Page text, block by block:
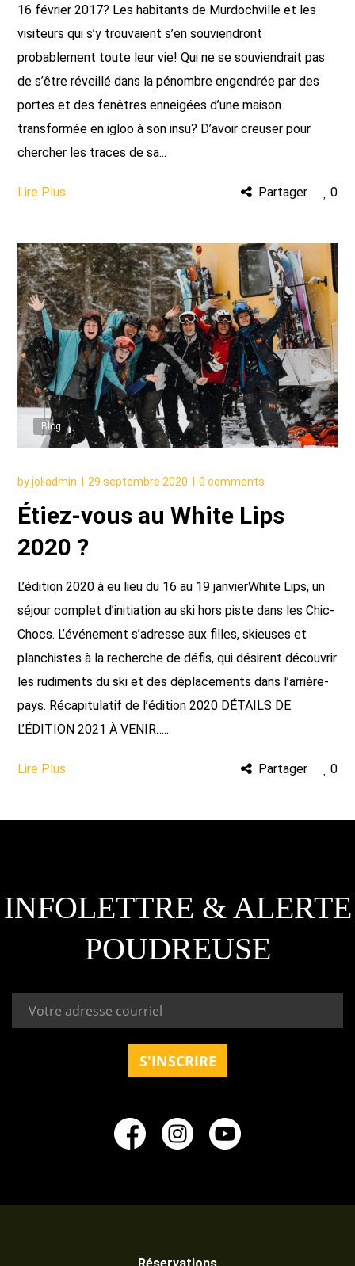
16 février 2017? Les habitants de Murdochville et les
visiteurs qui s’y trouvaient s’en souviendront
probablement toute leur vie! Qui ne se souviendrait pas
de s’être réveillé dans la pénombre engendrée par des
portes et des fenêtres enneigées d’une maison
transformée en igloo à son insu? D’avoir creuser pour
chercher les traces de sa...
Lire Plus Partager 0
Blog
byjoliadmin 29 septembre 2020 0 comments
Étiez-vous au White Lips
2020 ?
L’édition 2020 à eu lieu du 16 au 19 janvierWhite Lips, un
séjour complet d’initiation au ski hors piste dans les Chic-
Chocs. L’événement s’adresse aux filles, skieuses et
planchistes à la recherche de défis, qui désirent découvrir
les rudiments du ski et des déplacements dans l’arrière-
pays. Récapitulatif de l’édition 2020 DÉTAILS DE
L’ÉDITION 2021 À VENIR…...
Lire Plus Partager 0
INFOLETTRE & ALERTE
POUDREUSE